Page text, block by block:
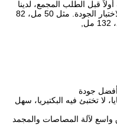
قبل الطلب المجمع، لدينا
متاجر عبر الإنترنت لتتمكن من أخذ عينة لاختبار الجودة. مثل 50 مل، 82
لا تختبئ فيه البكتيريا، سهل
واسع لآلة المصاصات والمجمد